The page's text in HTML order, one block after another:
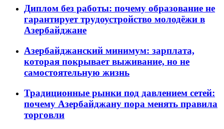
Диплом без работы: почему образование не
гарантирует трудоустройство молодёжи в
Азербайджане
Азербайджанский минимум: зарплата,
которая покрывает выживание, но не
самостоятельную жизнь
Традиционные рынки под давлением сетей:
почему Азербайджану пора менять правила
торговли